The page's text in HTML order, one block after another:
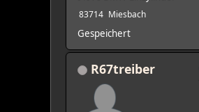
83714 Miesbach
Gespeichert
R67treiber